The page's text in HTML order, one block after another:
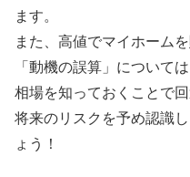
ます。
また、高値でマイホーム
「動機の誤算」について
相場を知っておくことで回
将来のリスクを予め認識
ょう！